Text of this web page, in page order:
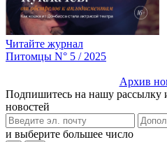
Читайте журнал
Питомцы N° 5 / 2025
Архив
Подпишитесь на нашу рассылку
новостей
и выберите большее число